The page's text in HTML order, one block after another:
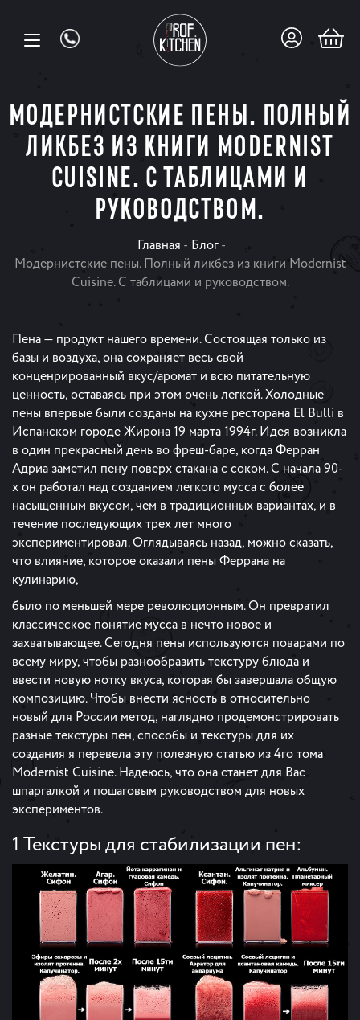
МОДЕРНИСТСКИЕ ПЕНЫ. ПОЛНЫЙ
ЛИКБЕЗ ИЗ КНИГИ MODERNIST
CUISINE. С ТАБЛИЦАМИ И
РУКОВОДСТВОМ.
Главная - Блог-
Модернистские пены. Полный ликбез из книги Modernist
Cuisine. С таблицами и руководством.
Пена — продукт нашего времени. Состоящая только из
базы и воздуха, она сохраняет весь свой
конценрированный вкус/аромат и всю питательную
ценность, оставаясь при этом очень легкой. Холодные
пены впервые были созданы на кухне ресторана El Bulli в
Испанском городе Жирона 19 марта 1994г. Идея возникла
в один прекрасный день во фреш-баре, когда Ферран
Адриа заметил пену поверх стакана с соком. С начала 90-
х он работал над созданием легкого мусса с более
насыщенным вкусом, чем в традиционных вариантах, и в
течение последующих трех лет много
экспериментировал. Оглядываясь назад, можно сказать,
что влияние, которое оказали пены Феррана на
кулинарию,
было по меньшей мере революционным. Он превратил
классическое понятие мусса в нечто новое и
захватывающее. Сегодня пены используются поварами по
всему миру, чтобы разнообразить текстуру блюда и
ввести новую нотку вкуса, которая бы завершала общую
композицию. Чтобы внести ясность в относительно
новый для России метод, наглядно продемонстрировать
разные текстуры пен, способы и текстуры для их
создания я перевела эту полезную статью из 4го тома
Modernist Cuisine. Надеюсь, что она станет для Вас
шпаргалкой и пошаговым руководством для новых
экспериментов.
1 Текстуры для стабилизации пен: